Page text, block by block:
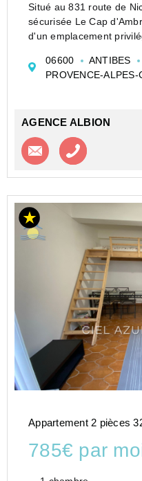
Situé au 831 route de
sécurisée Le Cap
d'un emplacement
proximité et des plages.
Entiè...
06600 ANTIBES
PROVENCE-
AGENCE ALBION
Contacter l'agence
Appartement 2 pièces
785€ par